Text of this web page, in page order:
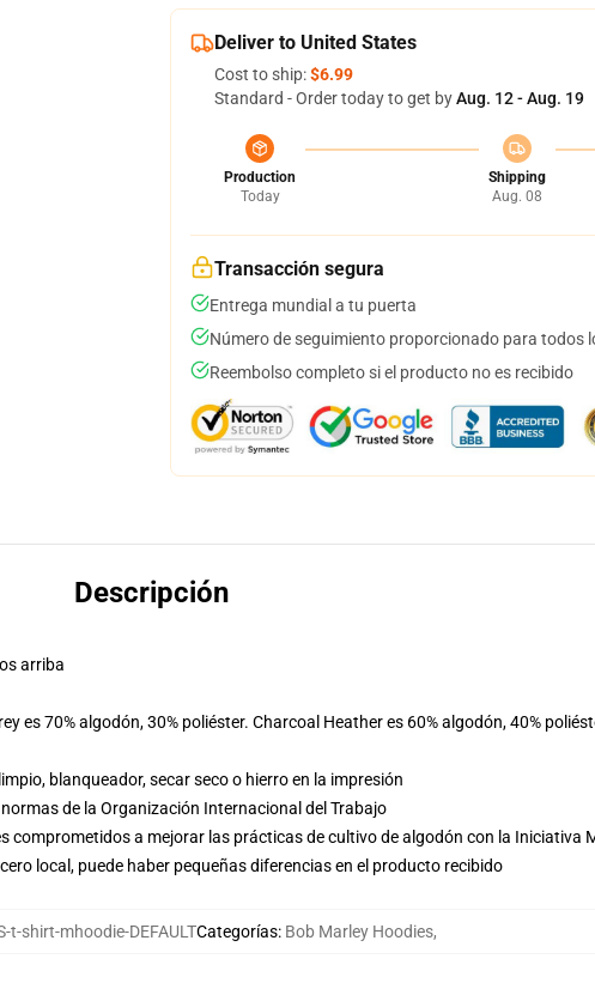
Deliver to United States
Cost to ship:$6.99
Standard - Order today to get byAug. 12 - Aug. 19
Production
Today
Shipping
Aug. 08
Transacción segura
Entrega mundial a tu puerta
Número de seguimiento proporcionado para todos
Reembolso completo si el producto no es recibido
Descripción
arriba
es 70% algodón, 30% poliéster. Charcoal Heather es 60% algodón, 40%
blanqueador, secar seco o hierro en la impresión
de la Organización Internacional del Trabajo
comprometidos a mejorar las prácticas de cultivo de algodón con la Iniciativa
local, puede haber pequeñas diferencias en el producto recibido
t-shirt-mhoodie-DEFAULTCategorías: Bob Marley Hoodies,